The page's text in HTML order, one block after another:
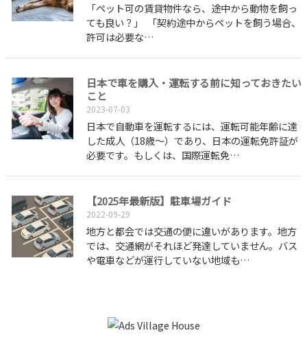
「ペット可の賃貸物件なら、途中から動物を飼っ
ても良い？」 「契約途中からペットを飼う場合、
許可は必要な…
日本で車を購入・運転する前に知っておきたい
こと
2023-07-03
日本で自動車を運転するには、運転可能年齢に達
した成人（18歳～）であり、日本の運転免許証が
必要です。もしくは、国際運転免…
【2025年最新版】駐車場ガイド
2022-09-29
地方と都会では交通の便に違いがあります。地方
では、交通網がそれほど発達していません。バス
や電車などが運行していない地域も…